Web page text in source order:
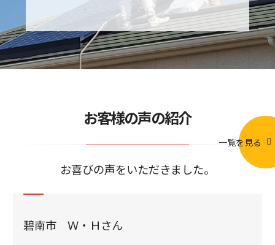
お客様の声の紹介
お喜びの声をいただきました。
一覧を見る
碧南市 Ｗ・Ｈさん